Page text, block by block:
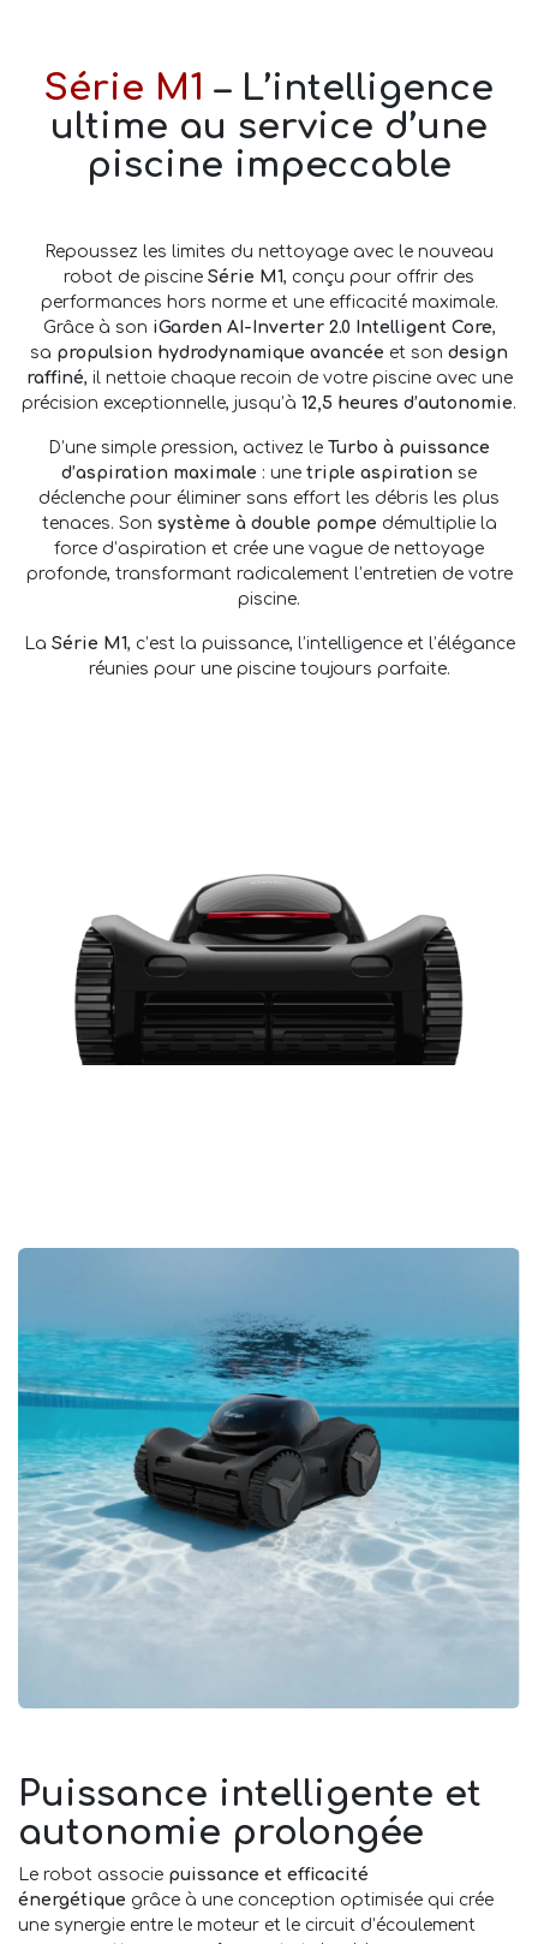
Série M1 – L’intelligence
ultime au service d’une
piscine impeccable
Repoussez les limites du nettoyage avec le nouveau
robot de piscine Série M1, conçu pour offrir des
performances hors norme et une efficacité maximale.
Grâce à son iGarden AI-Inverter 2.0 Intelligent Core,
sa propulsion hydrodynamique avancée et son design
raffiné, il nettoie chaque recoin de votre piscine avec une
précision exceptionnelle, jusqu’à 12,5 heures d’autonomie.
D’une simple pression, activez le Turbo à puissance
d’aspiration maximale : une triple aspiration se
déclenche pour éliminer sans effort les débris les plus
tenaces. Son système​ à double pompe démultiplie la
force d’aspiration et crée une vague de nettoyage
profonde, transformant radicalement l’entretien de votre
piscine.
La Série M1, c’est la puissance, l’intelligence et l’élégance
réunies pour une piscine toujours parfaite.
Puissance intelligente et
autonomie prolongée
Le robot associe puissance et efficacité
énergétique grâce à une conception optimisée qui crée
une synergie entre le moteur et le circuit d’écoulement